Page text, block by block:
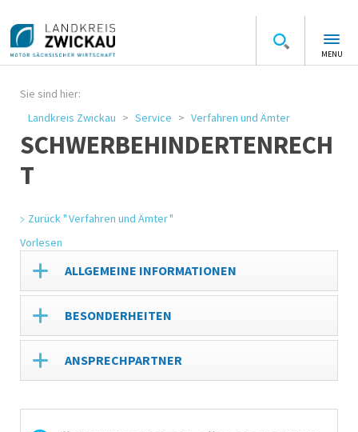
MENU
Sie sind hier:
Landkreis Zwickau
Service Verfahren und Ämter
SCHWERBEHINDERTENRECH
T
Zurück " Verfahren und Ämter "
Vorlesen
ALLGEMEINE INFORMATIONEN
BESONDERHEITEN
ANSPRECHPARTNER